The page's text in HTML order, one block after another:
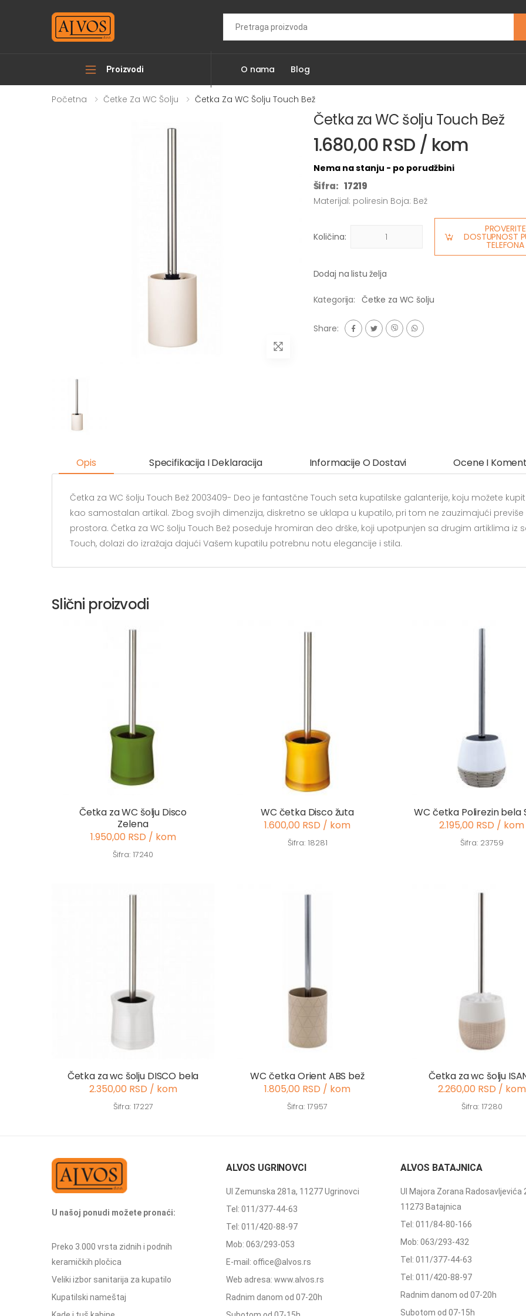
Proizvodi O nama Blog
Početna Četke Za WC Šolju Četka Za WC Šolju Touch Bež
Četka za WC šolju Touch Bež
1.680,00 RSD / kom
Nema na stanju - po porudžbini
Šifra: 17219
Materijal: poliresin Boja: Bež
Količina:
PROVERITE
DOSTUPNOST
TELEFONA
Dodaj na listu želja
Kategorija: Četke za WC šolju
Share:
Opis Specifikacija I Deklaracija Informacije O Dostavi Ocene I
Četka za WC šolju Touch Bež 2003409- Deo je fantastčne Touch seta kupatilske galanterije, koju možete
kao samostalan artikal. Zbog svojih dimenzija, diskretno se uklapa u kupatilo, pri tom ne zauzimajući previše
prostora. Četka za WC šolju Touch Bež poseduje hromiran deo drške, koji upotpunjen sa drugim artiklima iz
Touch, dolazi do izražaja dajući Vašem kupatilu potrebnu notu elegancije i stila.
Slični proizvodi
Četka za WC šolju Disco
Zelena
1.950,00 RSD / kom
Šifra: 17240
WC četka Disco žuta
1.600,00 RSD / kom
Šifra: 18281
WC četka Polirezin bela
2.195,00 RSD / kom
Šifra: 23759
Četka za wc šolju DISCO bela
2.350,00 RSD / kom
Šifra: 17227
WC četka Orient ABS bež
1.805,00 RSD / kom
Šifra: 17957
Četka za wc šolju
2.260,00 RSD / kom
Šifra: 17280
U našoj ponudi možete pronaći:
Preko 3.000 vrsta zidnih i podnih
keramičkih pločica
Veliki izbor sanitarija za kupatilo
Kupatilski nameštaj
ALVOS UGRINOVCI
Ul Zemunska 281a, 11277 Ugrinovci
Tel: 011/377-44-63
Tel: 011/420-88-97
Mob: 063/293-053
E-mail: office@alvos.rs
Web adresa: www.alvos.rs
Radnim danom od 07-20h
ALVOS BATAJNICA
Ul Majora Zorana Radosavljevića
11273 Batajnica
Tel: 011/84-80-166
Mob: 063/293-432
Tel: 011/377-44-63
Tel: 011/420-88-97
Radnim danom od 07-20h
Subotom od 07-15h